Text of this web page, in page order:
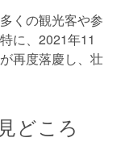
くの観光客や参
に、2021年11
再度落慶し、壮
どころ